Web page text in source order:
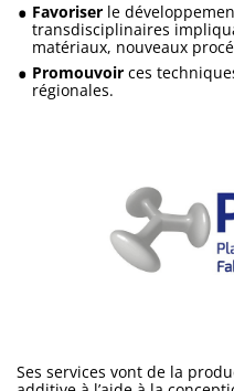
Favoriser le
transdisciplinaires
matériaux, nouveaux
Promouvoir ces
régionales.
Ses services vont de la